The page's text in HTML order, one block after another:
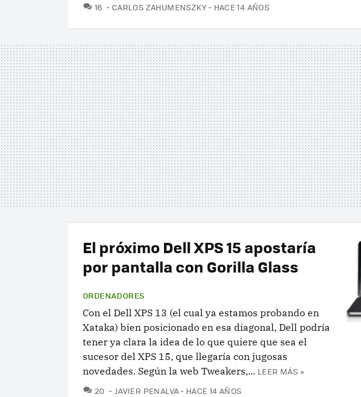
16 COMENTARIOS
CARLOS ZAHUMENSZKY HACE 14 AÑOS
El próximo Dell XPS 15 apostaría
por pantalla con Gorilla Glass
ORDENADORES
Con el Dell XPS 13 (el cual ya estamos probando en
Xataka) bien posicionado en esa diagonal, Dell podría
tener ya clara la idea de lo que quiere que sea el
sucesor del XPS 15, que llegaría con jugosas
novedades. Según la web Tweakers,... LEER MÁS »
20 COMENTARIOS
JAVIER PENALVA HACE 14 AÑOS